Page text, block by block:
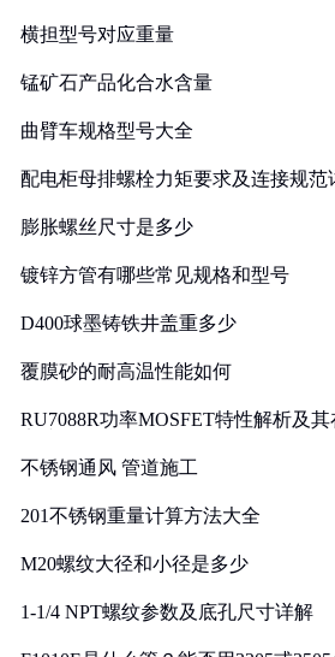
横担型号对应重量
锰矿石产品化合水含量
曲臂车规格型号大全
配电柜母排螺栓力矩要求及连接规范
膨胀螺丝尺寸是多少
镀锌方管有哪些常见规格和型号
D400球墨铸铁井盖重多少
覆膜砂的耐高温性能如何
RU7088R功率MOSFET特性解析及
不锈钢通风 管道施工
201不锈钢重量计算方法大全
M20螺纹大径和小径是多少
1-1/4 NPT螺纹参数及底孔尺寸详解